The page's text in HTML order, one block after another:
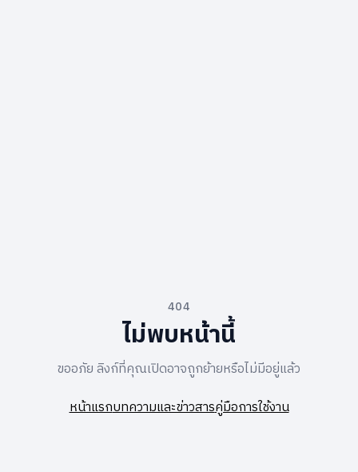
404
ไม่พบหน้านี้
ขออภัย ลิงก์ที่คุณเปิดอาจถูกย้ายหรือไม่มีอยู่แล้ว
หน้าแรกบทความและข่าวสารคู่มือการใช้งาน